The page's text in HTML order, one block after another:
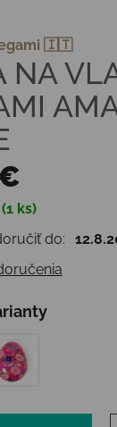
NA
🇮🇹
cena:
(1 ks)
do: